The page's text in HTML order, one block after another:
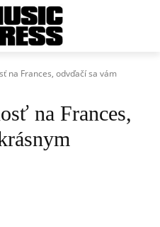
na Frances, odvďačí sa vám
na Frances,